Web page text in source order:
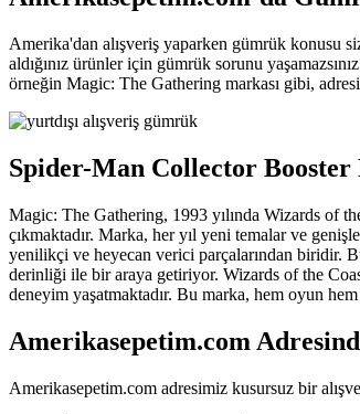
Amerika'dan alışveriş yaparken gümrük konusu
aldığınız ürünler için gümrük sorunu
örneğin Magic: The Gathering markası gibi,
Spider-Man Collector Booster
Magic: The Gathering, 1993 yılında Wizards of
çıkmaktadır. Marka, her yıl yeni temalar ve
yenilikçi ve heyecan verici parçalarından biridir.
derinliği ile bir araya getiriyor. Wizards of the
deneyim yaşatmaktadır. Bu marka, hem oyun
Amerikasepetim.com
Amerikasepetim.com adresimiz kusursuz bir